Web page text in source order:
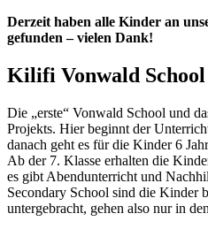
Derzeit haben alle Kinder an
gefunden – vielen Dank!
Kilifi Vonwald School
Die „erste“ Vonwald School und
Projekts. Hier beginnt der
danach geht es für die Kinder 6
Ab der 7. Klasse erhalten die
es gibt Abendunterricht und
Secondary School sind die Kinder
untergebracht, gehen also nur in